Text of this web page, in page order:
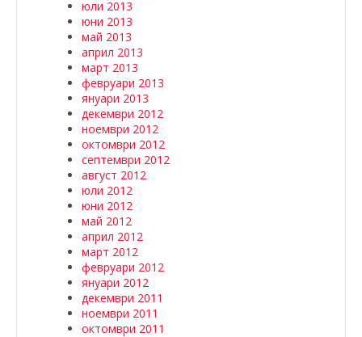
юли 2013
юни 2013
май 2013
април 2013
март 2013
февруари 2013
януари 2013
декември 2012
ноември 2012
октомври 2012
септември 2012
август 2012
юли 2012
юни 2012
май 2012
април 2012
март 2012
февруари 2012
януари 2012
декември 2011
ноември 2011
октомври 2011